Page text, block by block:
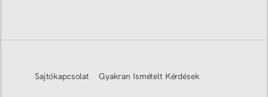
Sajtókapcsolat Gyakran Ismételt Kérdések